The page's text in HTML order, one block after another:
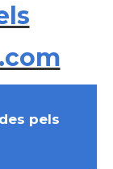
pels